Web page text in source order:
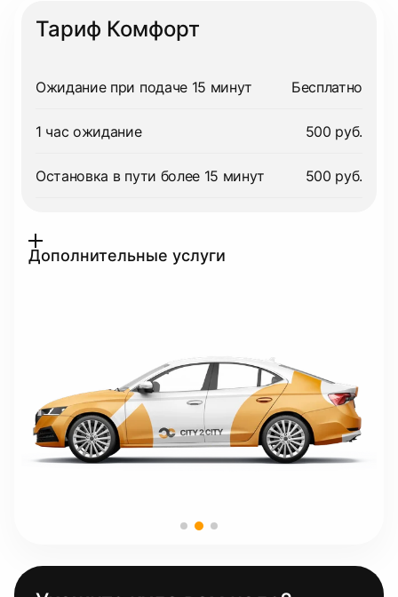
Тариф Комфорт
Ожидание при подаче 15 минут Бесплатно
1 час ожидание 500 руб.
Остановка в пути более 15 минут 500 руб.
Дополнительные услуги